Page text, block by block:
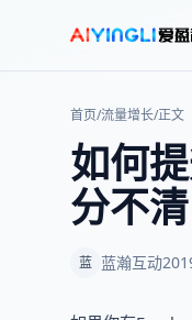
首页/流量增长/正文
如何
分不清
蓝 蓝瀚互动